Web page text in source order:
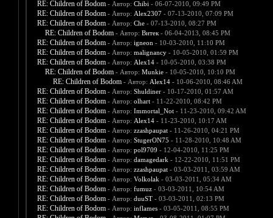
RE: Children of Bodom - Автор: Chibi - 06-07-2010, 09:49 PM
RE: Children of Bodom - Автор: Alex2307- 07-13-2010, 07:09 PM
RE: Children of Bodom - Автор: Che- 07-13-2010, 08:27 PM
RE: Children of Bodom - Автор: Витек- 06-04-2013, 08:45 PM
RE: Children of Bodom - Автор: igneon - 10-03-2010, 11:10 PM
RE: Children of Bodom - Автор: malignancy- 10-05-2010, 01:59 PM
RE: Children of Bodom - Автор: Alex14- 10-05-2010, 03:38 PM
RE: Children of Bodom - Автор: Munkie- 10-05-2010, 10:10 PM
RE: Children of Bodom - Автор: Alex14- 10-06-2010, 08:46 AM
RE: Children of Bodom - Автор: Shuldiner- 10-17-2010, 01:57 AM
RE: Children of Bodom - Автор: olhart- 11-22-2010, 08:42 PM
RE: Children of Bodom - Автор: Immortal_Not- 11-23-2010, 09:42 AM
RE: Children of Bodom - Автор: Alex14- 11-23-2010, 10:17 AM
RE: Children of Bodom - Автор: zzashpaupat- 11-26-2010, 04:21 PM
RE: Children of Bodom - Автор: StugerON75 - 11-28-2010, 10:48 AM
RE: Children of Bodom - Автор: pol9709 - 12-04-2010, 11:25 PM
RE: Children of Bodom - Автор: damagedark - 12-22-2010, 11:51 PM
RE: Children of Bodom - Автор: zzashpaupat- 03-03-2011, 03:59 AM
RE: Children of Bodom - Автор: Volkolak - 03-03-2011, 05:34 AM
RE: Children of Bodom - Автор: fumuz- 03-03-2011, 10:54 AM
RE: Children of Bodom - Автор: duuST- 03-03-2011, 02:13 PM
RE: Children of Bodom - Автор: inflames- 03-05-2011, 08:55 PM